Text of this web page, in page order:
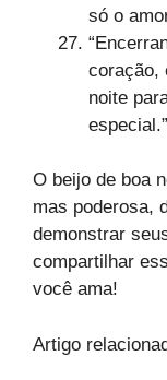
só o
coração,
noite
especial.”
O beijo de boa
mas poderosa,
demonstrar
compartilhar
você ama!
Artigo